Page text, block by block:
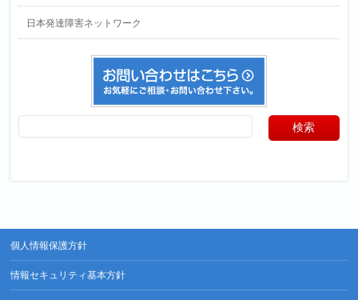
日本発達障害ネットワーク
個人情報保護方針
情報セキュリティ基本方針